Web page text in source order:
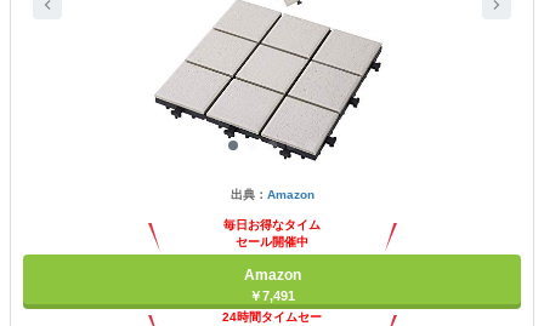
出典： Amazon
毎日お得なタイム
セール開催中
Amazon
￥7,491
24時間タイムセー